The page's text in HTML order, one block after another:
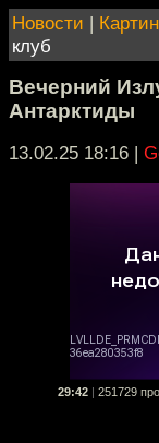
Новости |
клуб
Вечерний
Антарктиды
13.02.25 18:16 |
29:42 251729